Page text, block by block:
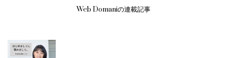
Web Domaniの連載記事